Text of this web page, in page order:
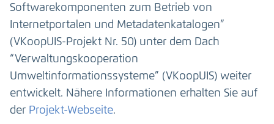
Softwarekomponenten zum Betrieb von
Internetportalen und Metadatenkatalogen”
(VKoopUIS-Projekt Nr. 50) unter dem Dach
“Verwaltungskooperation
Umweltinformationssysteme” (VKoopUIS) weiter
entwickelt. Nähere Informationen erhalten Sie auf
der Projekt-Webseite.